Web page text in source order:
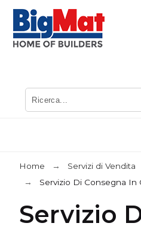
Home Servizi di Vendita
Servizio Di Consegna In
Servizio